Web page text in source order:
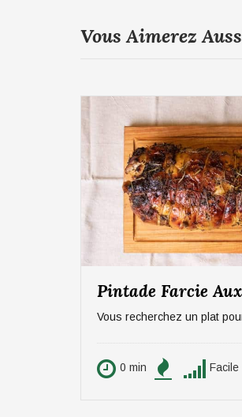
Vous Aimerez
0 min Facile